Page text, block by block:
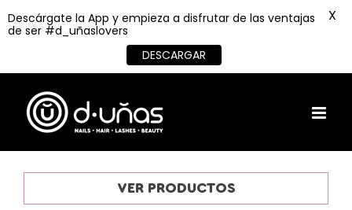
content
VER PRODUCTOS
Descárgate la App y empieza a disfrutar de las ventajas
de ser #d_uñaslovers
DESCARGAR
X